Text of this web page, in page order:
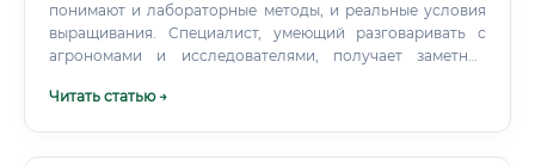
понимают и лабораторные методы, и реальные условия
выращивания. Специалист, умеющий разговаривать с
агрономами и исследователями, получает заметное
Читать статью →